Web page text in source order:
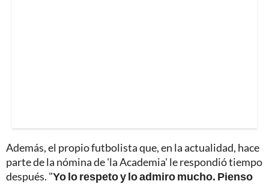
Además, el propio futbolista que, en la actualidad, hace
parte de la nómina de 'la Academia' le respondió tiempo
después. "Yo lo respeto y lo admiro mucho. Pienso